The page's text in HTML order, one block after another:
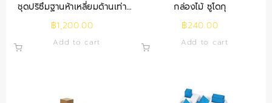
ชุดปริซึมฐานห้าเหลี่ยมด้านเท่า
ภายในพีระมิด
฿1,200.00
Add to cart
กล่องไม้ ซูโดกุ
฿240.00
Add to cart